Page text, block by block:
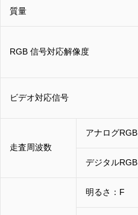
質量
RGB 信号対応解像度
ビデオ対応信号
走査周波数
アナログRGB
デジタルRGB
明るさ：F